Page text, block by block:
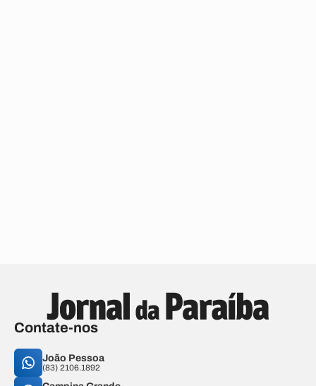
Contate-nos
João Pessoa
(83) 2106.1892